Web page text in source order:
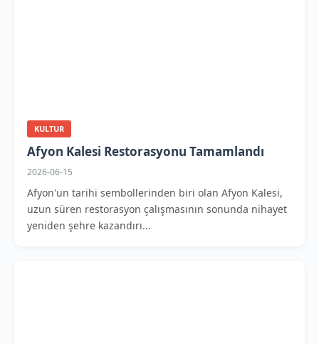
KULTUR
Afyon Kalesi Restorasyonu Tamamlandı
2026-06-15
Afyon'un tarihi sembollerinden biri olan Afyon Kalesi,
uzun süren restorasyon çalışmasının sonunda nihayet
yeniden şehre kazandırı...